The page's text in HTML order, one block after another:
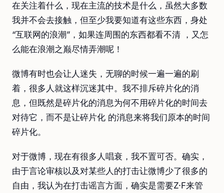
在关注着什么，现在主流的技术是什么，虽然大多数
我并不会去接触，但至少我要知道有这些东西，身处
“互联网的浪潮”，如果连周围的东西都看不清 ，又怎
么能在浪潮之巅尽情弄潮呢！
微博有时也会让人迷失，无聊的时候一遍一遍的刷
着，很多人就这样沉迷其中。我不排斥碎片化的消
息，但既然是碎片化的消息为何不用碎片化的时间去
对待它，而不是让碎片化 的消息来将我们原本的时间
碎片化。
对于微博，现在有很多人唱衰，我不置可否。确实，
由于言论审核以及对某些人的打击让微博少了很多的
自由，我认为在打击谣言方面，确实是需要Z·F来管